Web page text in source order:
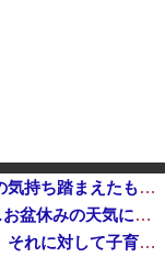
デニー、辺野古沖事故の防カメ映像「遺族の気持ち踏まえたものかくみ取り切れず」
【日本横断】大型の台風15号(チャンホン)…お盆休みの天気に影響するおそれ
文科省が女性専用の研究者支援制度を導入、それに対して子育て負担に苦しむ若手男性研究者は……他